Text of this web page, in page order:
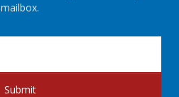
mailbox.
Submit